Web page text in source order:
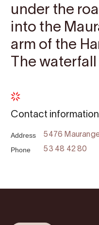
under the
into the
arm of the
The
Contact information
Address 5476
Phone 53 48 42 80